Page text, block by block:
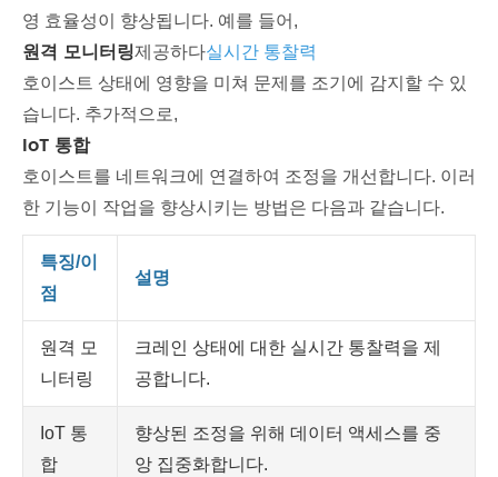
영 효율성이 향상됩니다. 예를 들어,
원격 모니터링제공하다실시간 통찰력
호이스트 상태에 영향을 미쳐 문제를 조기에 감지할 수 있
습니다. 추가적으로,
IoT 통합
호이스트를 네트워크에 연결하여 조정을 개선합니다. 이러
한 기능이 작업을 향상시키는 방법은 다음과 같습니다.
특징/이
점
설명
원격 모
니터링
크레인 상태에 대한 실시간 통찰력을 제
공합니다.
IoT 통
합
향상된 조정을 위해 데이터 액세스를 중
앙 집중화합니다.